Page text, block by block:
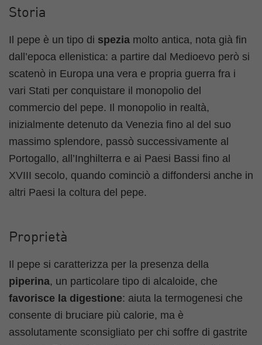
Storia
Il pepe è un tipo di spezia molto antica, nota già fin
dall’epoca ellenistica: a partire dal Medioevo però si
scatenò in Europa una vera e propria guerra fra i
vari Stati per conquistare il monopolio del
commercio del pepe. Il monopolio in realtà,
inizialmente detenuto da Venezia fino al del suo
massimo splendore, passò successivamente al
Portogallo, all’Inghilterra e ai Paesi Bassi fino al
XVIII secolo, quando cominciò a diffondersi anche in
altri Paesi la coltura del pepe.
Proprietà
Il pepe si caratterizza per la presenza della
piperina, un particolare tipo di alcaloide, che
favorisce la digestione: aiuta la termogenesi che
consente di bruciare più calorie, ma è
assolutamente sconsigliato per chi soffre di gastrite